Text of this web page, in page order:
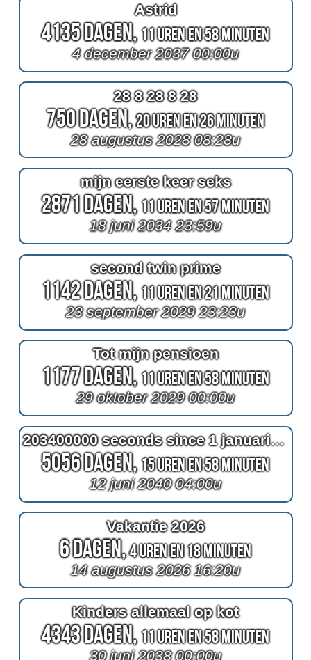
Astrid
4135 Dagen,11 Uren en 58 Minuten
4 december 2037 00:00u
28 8 28 8 28
750 Dagen,20 Uren en 26 Minuten
28 augustus 2028 08:28u
mijn eerste keer seks
2871 Dagen,11 Uren en 57 Minuten
18 juni 2034 23:59u
second twin prime
1142 Dagen,11 Uren en 21 Minuten
23 september 2029 23:23u
Tot mijn pensioen
1177 Dagen,11 Uren en 58 Minuten
29 oktober 2029 00:00u
203400000 seconds since 1 januari 2034 00:00u
5056 Dagen,15 Uren en 58 Minuten
12 juni 2040 04:00u
Vakantie 2026
6 Dagen,4 Uren en 18 Minuten
14 augustus 2026 16:20u
Kinders allemaal op kot
4343 Dagen,11 Uren en 58 Minuten
30 juni 2038 00:00u